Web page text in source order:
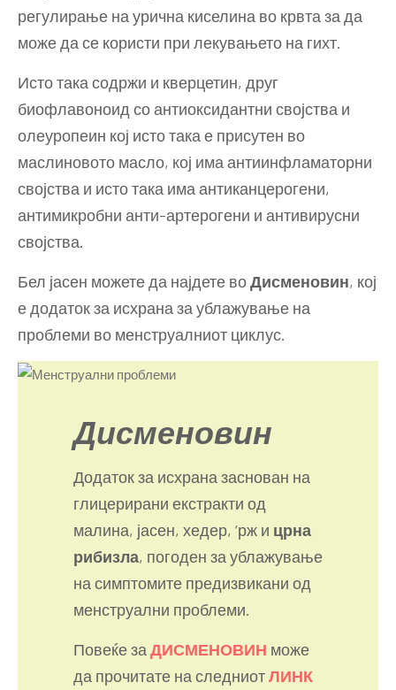
регулирање на урична киселина во крвта за да
може да се користи при лекувањето на гихт.
Исто така содржи и кверцетин, друг
биофлавоноид со антиоксидантни својства и
олеуропеин кој исто така е присутен во
маслиновото масло, кој има антиинфламаторни
својства и исто така има антиканцерогени,
антимикробни анти-артерогени и антивирусни
својства.
Бел јасен можете да најдете воДисменовин, кој
е додаток за исхрана за ублажување на
проблеми во менструалниот циклус.
Дисменовин
Додаток за исхрана заснован на
глицерирани екстракти од
малина, јасен, хедер, ‘рж и црна
рибизла, погоден за ублажување
на симптомите предизвикани од
менструални проблеми.
Повеќе за ДИСМЕНОВИН може
да прочитате на следниотЛИНК